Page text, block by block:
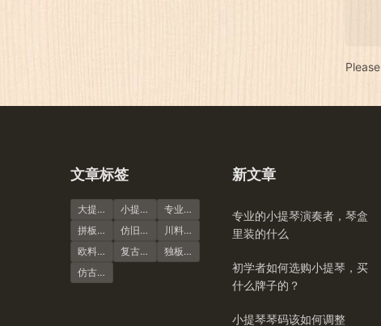
Please
文章标签
大提琴 小提琴谱
专业演奏级
拼板虎纹
仿旧风格
川料小提琴
欧料小提琴
复古风格
独板虎纹
仿古大提琴
新文章
专业的小提琴演奏者，琴盒
里装的什么
初学者如何选购小提琴，买
什么牌子的？
小提琴琴码该如何调整